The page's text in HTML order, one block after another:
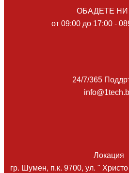
ОБАДЕТЕ НИ
от 09:00 до 17:00 -
24/7/365
Локация
гр. Шумен, п.к. 9700, ул. "